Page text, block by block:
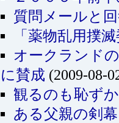
質問メールと
「薬物乱用撲
オークランド
に賛成 (2009-08-
観るのも恥ず
ある父親の剣幕